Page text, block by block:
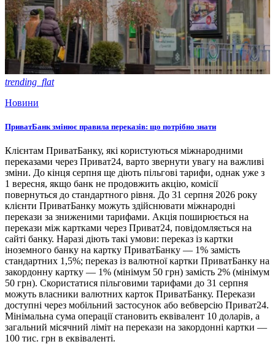
trending_flat
Новини
ПриватБанк змінює правила переказів: що потрібно знати
Клієнтам ПриватБанку, які користуються міжнародними
переказами через Приват24, варто звернути увагу на важливі
зміни. До кінця серпня ще діють пільгові тарифи, однак уже з
1 вересня, якщо банк не продовжить акцію, комісії
повернуться до стандартного рівня. До 31 серпня 2026 року
клієнти ПриватБанку можуть здійснювати міжнародні
перекази за зниженими тарифами. Акція поширюється на
перекази між картками через Приват24, повідомляється на
сайті банку. Наразі діють такі умови: переказ із картки
іноземного банку на картку ПриватБанку — 1% замість
стандартних 1,5%; переказ із валютної картки ПриватБанку на
закордонну картку — 1% (мінімум 50 грн) замість 2% (мінімум
50 грн). Скористатися пільговими тарифами до 31 серпня
можуть власники валютних карток ПриватБанку. Перекази
доступні через мобільний застосунок або вебверсію Приват24.
Мінімальна сума операції становить еквівалент 10 доларів, а
загальний місячний ліміт на перекази на закордонні картки —
100 тис. грн в еквіваленті.